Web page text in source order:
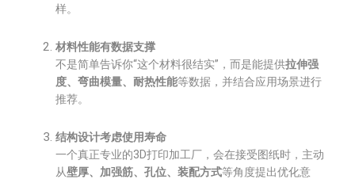
样。
材料性能有数据支撑
不是简单告诉你“这个材料很结实”，而是能提供拉伸强
度、弯曲模量、耐热性能等数据，并结合应用场景进行
推荐。
结构设计考虑使用寿命
一个真正专业的3D打印加工厂，会在接受图纸时，主动
从壁厚、加强筋、孔位、装配方式等角度提出优化意